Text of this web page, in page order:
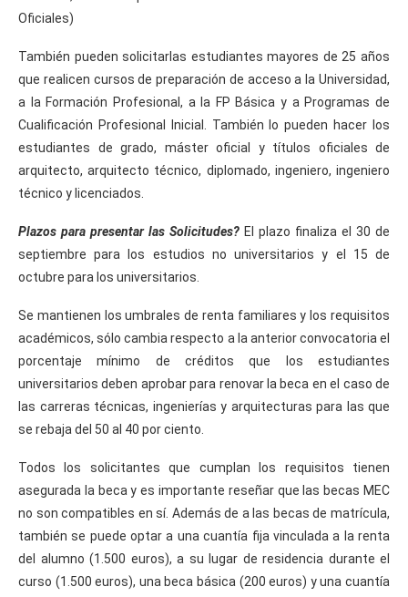
Oficiales)
También pueden solicitarlas estudiantes mayores de 25 años
que realicen cursos de preparación de acceso a la Universidad,
a la Formación Profesional, a la FP Básica y a Programas de
Cualificación Profesional Inicial. También lo pueden hacer los
estudiantes de grado, máster oficial y títulos oficiales de
arquitecto, arquitecto técnico, diplomado, ingeniero, ingeniero
técnico y licenciados.
Plazos para presentar las Solicitudes? El plazo finaliza el 30 de
septiembre para los estudios no universitarios y el 15 de
octubre para los universitarios.
Se mantienen los umbrales de renta familiares y los requisitos
académicos, sólo cambia respecto a la anterior convocatoria el
porcentaje mínimo de créditos que los estudiantes
universitarios deben aprobar para renovar la beca en el caso de
las carreras técnicas, ingenierías y arquitecturas para las que
se rebaja del 50 al 40 por ciento.
Todos los solicitantes que cumplan los requisitos tienen
asegurada la beca y es importante reseñar que las becas MEC
no son compatibles en sí. Además de a las becas de matrícula,
también se puede optar a una cuantía fija vinculada a la renta
del alumno (1.500 euros), a su lugar de residencia durante el
curso (1.500 euros), una beca básica (200 euros) y una cuantía